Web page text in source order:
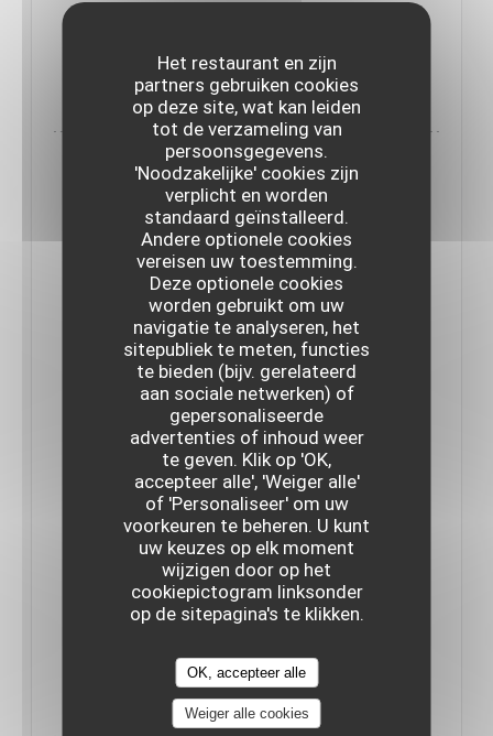
Het restaurant en zijn
partners gebruiken cookies
op deze site, wat kan leiden
tot de verzameling van
persoonsgegevens.
'Noodzakelijke' cookies zijn
verplicht en worden
standaard geïnstalleerd.
Andere optionele cookies
vereisen uw toestemming.
Deze optionele cookies
worden gebruikt om uw
navigatie te analyseren, het
sitepubliek te meten, functies
te bieden (bijv. gerelateerd
aan sociale netwerken) of
gepersonaliseerde
advertenties of inhoud weer
te geven. Klik op 'OK,
accepteer alle', 'Weiger alle'
of 'Personaliseer' om uw
voorkeuren te beheren. U kunt
uw keuzes op elk moment
wijzigen door op het
cookiepictogram linksonder
op de sitepagina's te klikken.
OK, accepteer alle
Weiger alle cookies
NIEUWSARTIKEL((OPENT IN EEN NIEUW VENSTER))
TERRES ET TERRITOIRES - RENCONTRE
AVEC LE CHEF DAMIEN LAFORCE
"Damien Laforce est un amoureux des bons
produits et de la nature. Des passions que le chef
du Braque associe pour régaler ses clients".
LEES HET ARTIKEL((OPENT IN EEN NIEUW